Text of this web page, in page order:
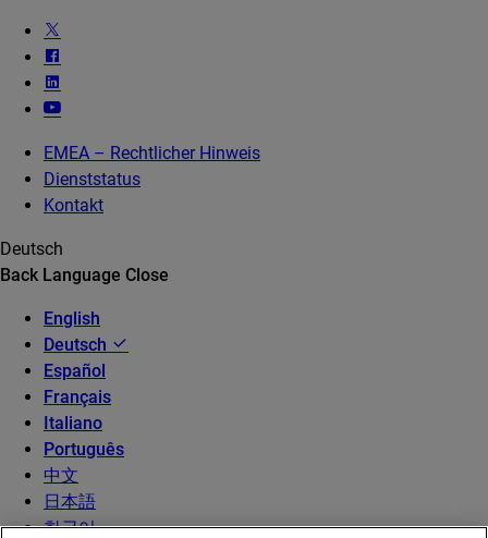
EMEA – Rechtlicher Hinweis
Dienststatus
Kontakt
Deutsch
Back Language Close
English
Deutsch
Español
Français
Italiano
Português
中文
日本語
한국어